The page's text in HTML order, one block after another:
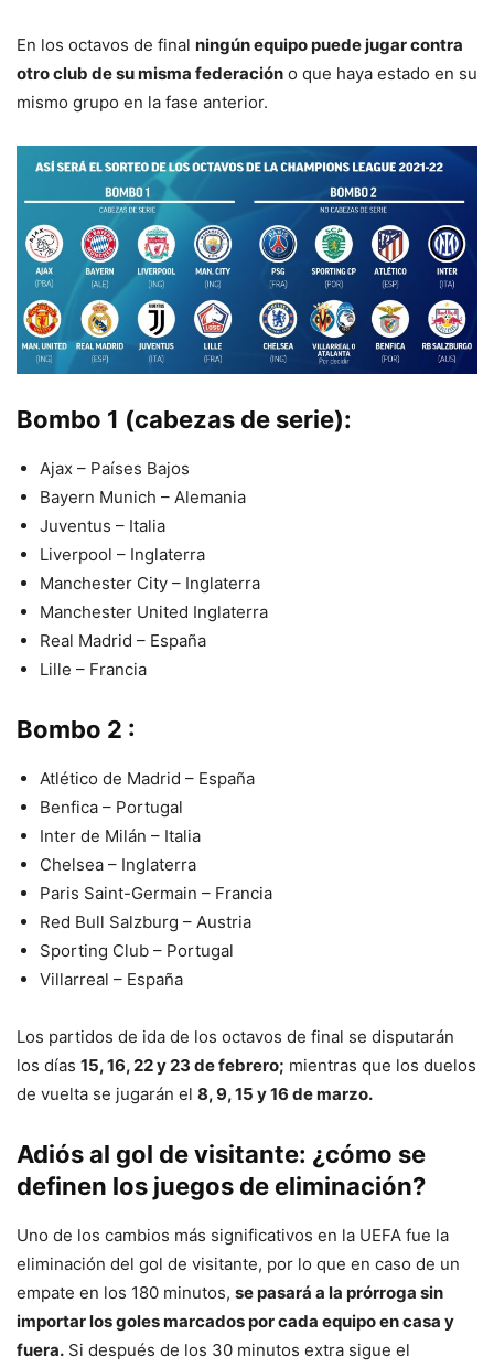
En los octavos de final ningún equipo puede jugar contra
otro club de su misma federación o que haya estado en su
mismo grupo en la fase anterior.
Bombo 1 (cabezas de serie):
Ajax – Países Bajos
Bayern Munich – Alemania
Juventus – Italia
Liverpool – Inglaterra
Manchester City – Inglaterra
Manchester United Inglaterra
Real Madrid – España
Lille – Francia
Bombo 2 :
Atlético de Madrid – España
Benfica – Portugal
Inter de Milán – Italia
Chelsea – Inglaterra
Paris Saint-Germain – Francia
Red Bull Salzburg – Austria
Sporting Club – Portugal
Villarreal – España
Los partidos de ida de los octavos de final se disputarán
los días 15, 16, 22 y 23 de febrero; mientras que los duelos
de vuelta se jugarán el 8, 9, 15 y 16 de marzo.
Adiós al gol de visitante: ¿cómo se
definen los juegos de eliminación?
Uno de los cambios más significativos en la UEFA fue la
eliminación del gol de visitante, por lo que en caso de un
empate en los 180 minutos, se pasará a la prórroga sin
importar los goles marcados por cada equipo en casa y
fuera. Si después de los 30 minutos extra sigue el